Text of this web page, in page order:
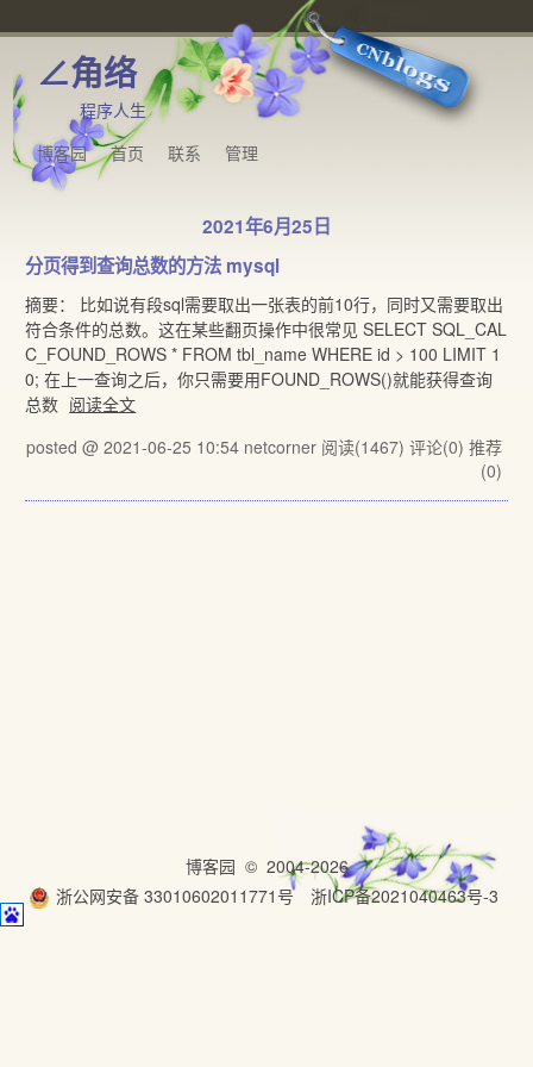
∠角络
程序人生
博客园
首页 联系 管理
2021年6月25日
分页得到查询总数的方法 mysql
摘要： 比如说有段sql需要取出一张表的前10行，同时又需要取出
符合条件的总数。这在某些翻页操作中很常见 SELECT SQL_CAL
C_FOUND_ROWS * FROM tbl_name WHERE id > 100 LIMIT 1
0; 在上一查询之后，你只需要用FOUND_ROWS()就能获得查询
总数 阅读全文
posted @ 2021-06-25 10:54 netcorner 阅读(1467) 评论(0) 推荐
(0)
博客园 © 2004-2026
浙公网安备 33010602011771号
浙ICP备2021040463号-3